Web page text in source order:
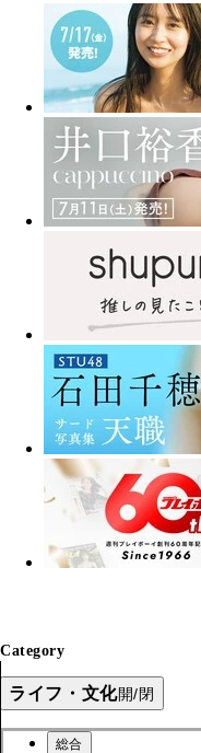
Category
ライフ・文化開/閉
総合